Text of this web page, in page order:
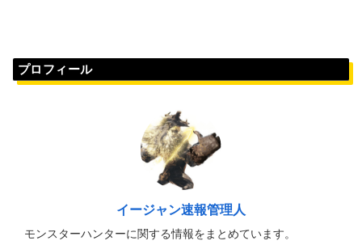
プロフィール
イージャン速報管理人
モンスターハンターに関する情報をまとめています。